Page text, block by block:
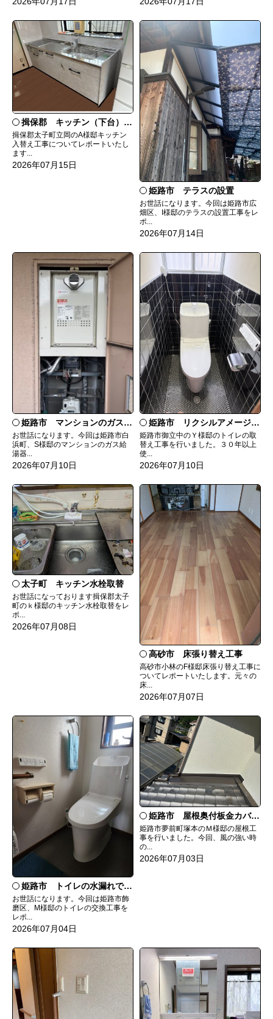
揖保郡 キッチン（下台）交換
揖保郡太子町立岡のA様邸キッチン
入替え工事についてレポートいたし
ます...
2026年07月15日
姫路市 テラスの設置
お世話になります。今回は姫路市広
畑区、I様邸のテラスの設置工事をレ
ポ...
2026年07月14日
姫路市 マンションのガス給湯器の交換
お世話になります。今回は姫路市白
浜町、S様邸のマンションのガス給
湯器...
2026年07月10日
姫路市 リクシルアメージュシャワートイレ
姫路市御立中のＹ様邸のトイレの取
替え工事を行いました。３０年以上
使...
2026年07月10日
太子町 キッチン水栓取替
お世話になっております揖保郡太子
町のｋ様邸のキッチン水栓取替をレ
ポ...
2026年07月08日
高砂市 床張り替え工事
高砂市小林のF様邸床張り替え工事に
ついてレポートいたします。元々の
床...
2026年07月07日
姫路市 トイレの水漏れで交換
お世話になります。今回は姫路市飾
磨区、M様邸のトイレの交換工事を
レポ...
2026年07月04日
姫路市 屋根奥付板金カバー工事
姫路市夢前町塚本のＭ様邸の屋根工
事を行いました。今回、風の強い時
の...
2026年07月03日